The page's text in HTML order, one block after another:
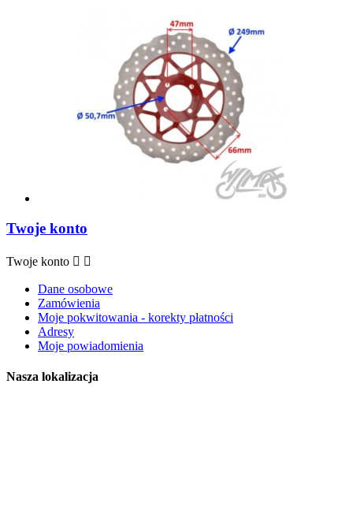
Twoje konto
Twoje konto  
Dane osobowe
Zamówienia
Moje pokwitowania - korekty płatności
Adresy
Moje powiadomienia
Nasza lokalizacja